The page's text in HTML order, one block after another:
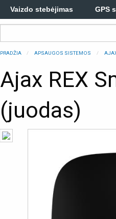
Vaizdo stebėjimas GPS
PRADŽIA APSAUGOS SISTEMOS
Ajax REX
(juodas)